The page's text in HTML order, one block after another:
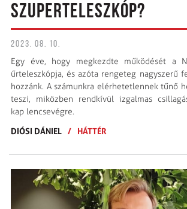
SZUPERTELESZKÓP?
2023. 08. 10.
Egy éve, hogy megkezdte működését a
űrteleszkópja, és azóta rengeteg nagyszerű
hozzánk. A számunkra elérhetetlennek tűnő
teszi, miközben rendkívül izgalmas
kap lencsevégre.
DIÓSI DÁNIEL / HÁTTÉR